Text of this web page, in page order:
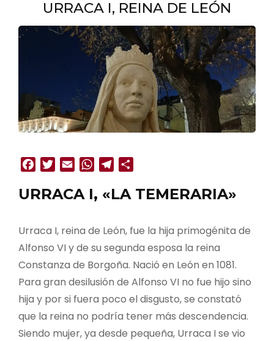
URRACA I, REINA DE LEÓN
Facebook
Twitter
Email WhatsAppTelegram
URRACA I, «LA TEMERARIA»
Urraca I, reina de León, fue la hija primogénita de
Alfonso VI y de su segunda esposa la reina
Constanza de Borgoña. Nació en León en 1081.
Para gran desilusión de Alfonso VI no fue hijo sino
hija y por si fuera poco el disgusto, se constató
que la reina no podría tener más descendencia.
Siendo mujer, ya desde pequeña, Urraca I se vio